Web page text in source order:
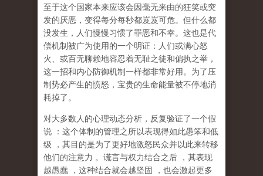
至于这个国家本来应该会因毫无来由的狂笑或突
发的厌恶，变得每分每秒都岌岌可危。但什么都
没发生，人们慢慢习惯了罪恶和不幸。这也是代
偿机制被广为使用的一个明证：人们或满心怒
火、或百无聊赖地容忍着无耻之徒和偏执之举，
这一招和内心防御机制一样都非常好用。为了压
制势必产生的愤怒，宝贵的生命能量被不停地消
耗掉了。
对大多数人的心理动态分析，反复验证了一个假
说
：这个体制的管理之所以表现得如此愚笨和低
级
，其目的是为了更好地激怒民众并以此来转移
他们的注意力 。谎言与权力结合之后
，其表现
越愚蠢
，这种结合就会越坚固
，也会激起更多